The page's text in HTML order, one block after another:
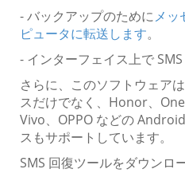
- バックアップのためにメッ
ピュータに転送します。
- インターフェイス上で SMS
さらに、このソフトウェア
スだけでなく、Honor、
Vivo、OPPO などの
スもサポートしています。
SMS 回復ツールをダウンロ